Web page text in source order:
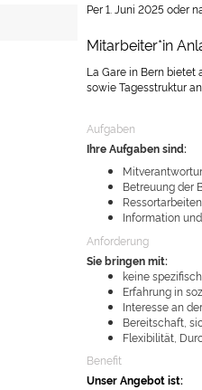
Per 1. Juni 2025 oder
Mitarbeiter*in
La Gare in Bern
sowie Tagesstruktur an.
Aufgaben
Ihre Aufgaben sind:
Betreuung der
Information
Anforderung
Sie bringen mit:
keine
Erfahrung in
Interesse an
Bereitschaft,
Flexibilität,
Benefit
Unser Angebot ist: